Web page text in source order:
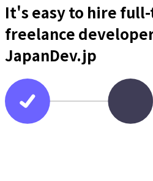
It's easy to hire
freelance
JapanDev.jp